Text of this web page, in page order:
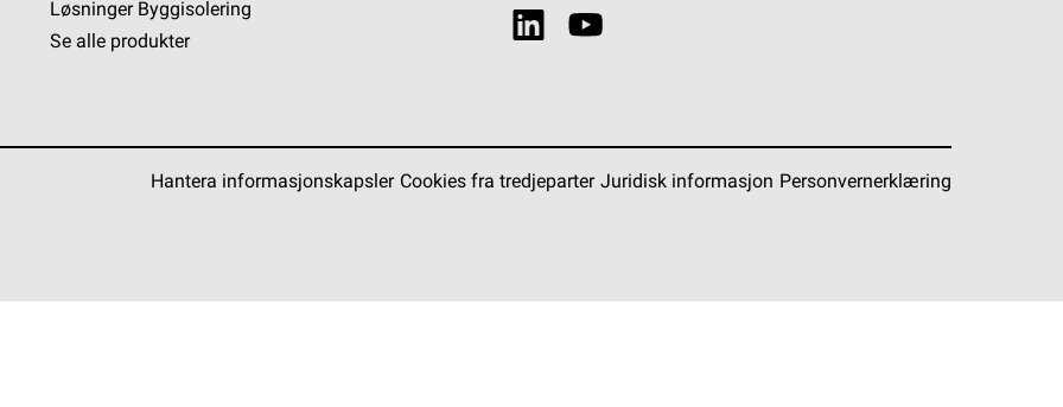
Løsninger Byggisolering
Se alle produkter
Hantera informasjonskapsler Cookies fra tredjeparter Juridisk informasjon Personvernerklæring